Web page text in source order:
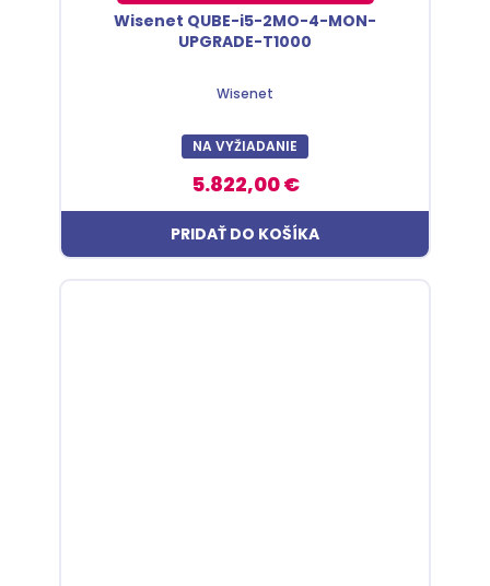
Wisenet QUBE-i5-2MO-4-MON-
UPGRADE-T1000
Wisenet
NA VYŽIADANIE
5.822,00 €
PRIDAŤ DO KOŠÍKA